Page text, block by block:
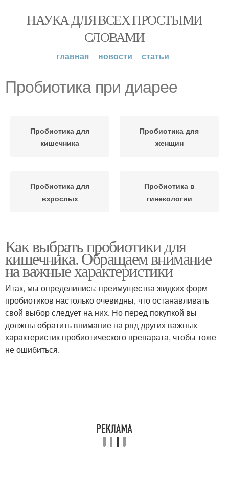
НАУКА ДЛЯ ВСЕХ ПРОСТЫМИ
СЛОВАМИ
главная новости статьи
Пробиотика при диарее
Пробиотика для
кишечника
Пробиотика для
женщин
Пробиотика для
взрослых
Пробиотика в
гинекологии
Как выбрать пробиотики для
кишечника. Обращаем внимание
на важные характеристики
Итак, мы определились: преимущества жидких форм
пробиотиков настолько очевидны, что останавливать
свой выбор следует на них. Но перед покупкой вы
должны обратить внимание на ряд других важных
характеристик пробиотического препарата, чтобы тоже
не ошибиться.